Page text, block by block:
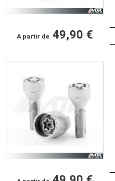
A partir de 49,90 €